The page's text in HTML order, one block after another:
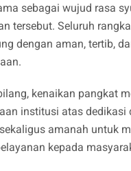
sebagai wujud rasa
tersebut. Seluruh
dengan aman, tertib,
kenaikan pangkat
institusi atas dedikasi
amanah untuk
kepada